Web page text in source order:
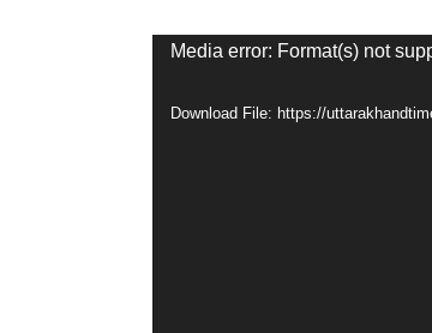
Video
Media error: Format(s) not
Download File: https://